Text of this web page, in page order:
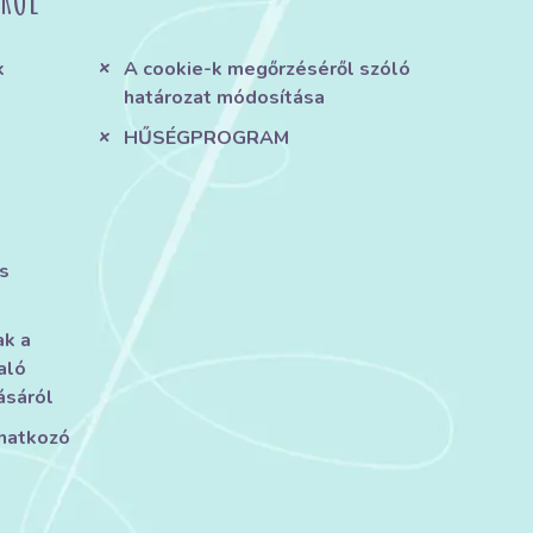
a
A cookie-k megőrzéséről szóló
határozat módosítása
HŰSÉGPROGRAM